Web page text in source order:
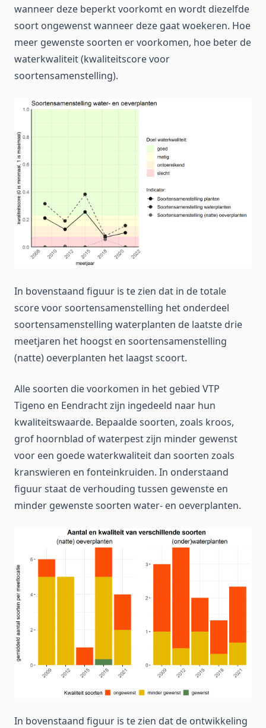
wanneer deze beperkt voorkomt en wordt diezelfde
soort ongewenst wanneer deze gaat woekeren. Hoe
meer gewenste soorten er voorkomen, hoe beter de
waterkwaliteit (kwaliteitscore voor
soortensamenstelling).
In bovenstaand figuur is te zien dat in de totale
score voor soortensamenstelling het onderdeel
soortensamenstelling waterplanten de laatste drie
meetjaren het hoogst en soortensamenstelling
(natte) oeverplanten het laagst scoort.
Alle soorten die voorkomen in het gebied VTP
Tigeno en Eendracht zijn ingedeeld naar hun
kwaliteitswaarde. Bepaalde soorten, zoals kroos,
grof hoornblad of waterpest zijn minder gewenst
voor een goede waterkwaliteit dan soorten zoals
kranswieren en fonteinkruiden. In onderstaand
figuur staat de verhouding tussen gewenste en
minder gewenste soorten water- en oeverplanten.
In bovenstaand figuur is te zien dat de ontwikkeling